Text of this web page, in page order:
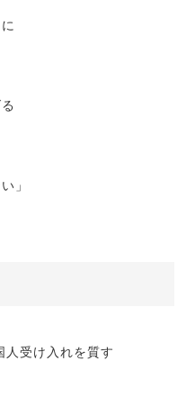
」
人受け入れを質す